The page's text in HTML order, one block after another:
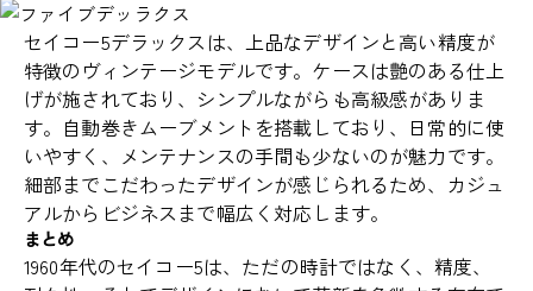
セイコー5デラックスは、上品なデザインと高い精度が
特徴のヴィンテージモデルです。ケースは艶のある仕上
げが施されており、シンプルながらも高級感がありま
す。自動巻きムーブメントを搭載しており、日常的に使
いやすく、メンテナンスの手間も少ないのが魅力です。
細部までこだわったデザインが感じられるため、カジュ
アルからビジネスまで幅広く対応します。
まとめ
1960年代のセイコー5は、ただの時計ではなく、精度、